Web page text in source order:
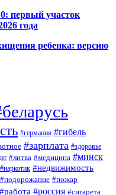
первый участок
года
ребенка: версию
#германия #гибель
#зарплата #здоровье
#литва #медицина #минск
#наркотик #недвижимость
#подорожание #пожар
#работа #россия #сигарета